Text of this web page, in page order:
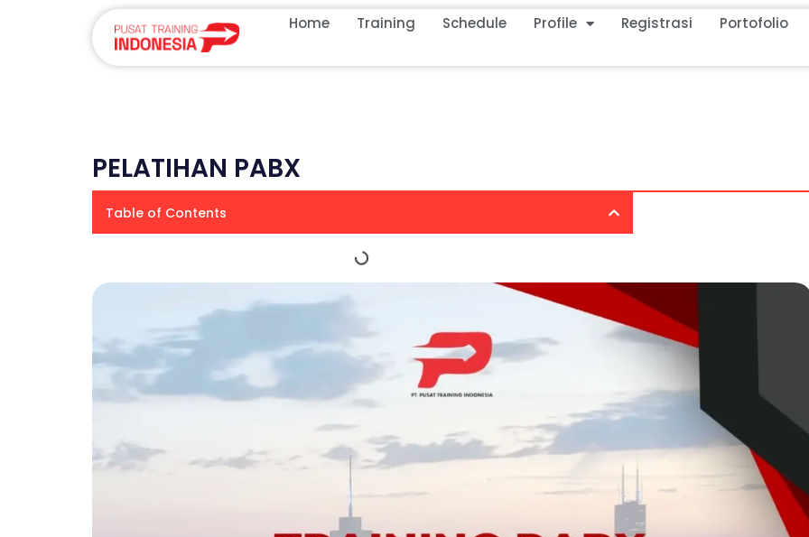
Home Training Schedule Profile Registrasi Portofolio
PELATIHAN PABX
Table of Contents